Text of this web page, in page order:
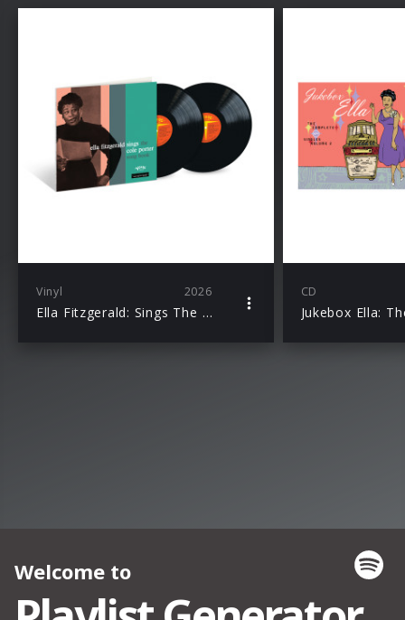
Vinyl 2026
Ella Fitzgerald: Sings The Cole Porter Song Book (Acoustic Sounds)
CD